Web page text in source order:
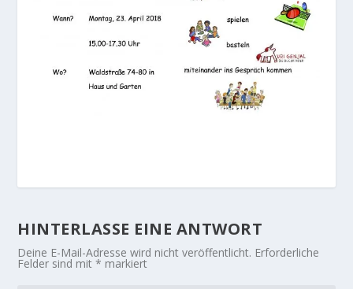
HINTERLASSE EINE ANTWORT
Deine E-Mail-Adresse wird nicht veröffentlicht. Erforderliche
Felder sind mit* markiert